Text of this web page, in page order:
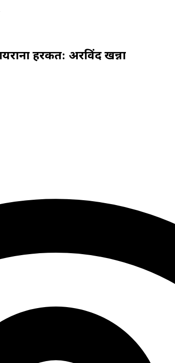
हरकत: अरविंद खन्ना